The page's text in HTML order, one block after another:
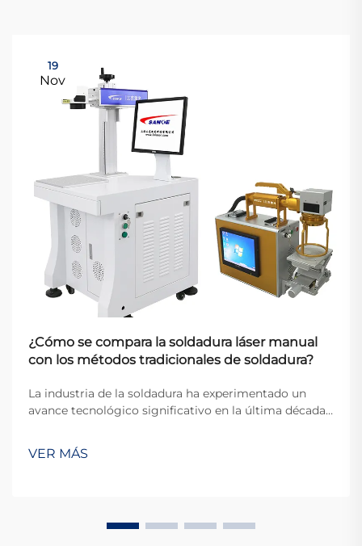
19
Nov
¿Cómo se compara la soldadura láser manual
con los métodos tradicionales de soldadura?
La industria de la soldadura ha experimentado un
avance tecnológico significativo en la última década,
alternativa revolucionaria frente a las técnicas
convencionales de soldadura. Esta tecnología
VER MÁS